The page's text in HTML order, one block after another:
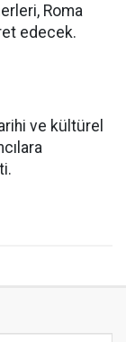
Roma
edecek.
ve kültürel